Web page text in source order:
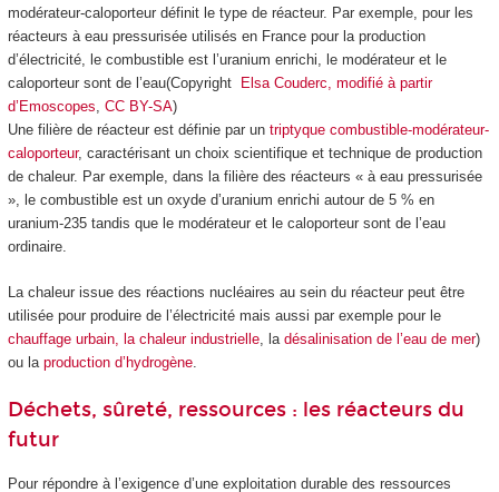
modérateur-caloporteur définit le type de réacteur. Par exemple, pour les
réacteurs à eau pressurisée utilisés en France pour la production
d’électricité, le combustible est l’uranium enrichi, le modérateur et le
caloporteur sont de l’eau(Copyright
Elsa Couderc, modifié à partir
d’Emoscopes, CC BY-SA)
Une filière de réacteur est définie par un triptyque combustible-modérateur-
caloporteur, caractérisant un choix scientifique et technique de production
de chaleur. Par exemple, dans la filière des réacteurs « à eau pressurisée
», le combustible est un oxyde d’uranium enrichi autour de 5 % en
uranium-235 tandis que le modérateur et le caloporteur sont de l’eau
ordinaire.
La chaleur issue des réactions nucléaires au sein du réacteur peut être
utilisée pour produire de l’électricité mais aussi par exemple pour le
chauffage urbain, la chaleur industrielle, la désalinisation de l’eau de mer)
ou la production d’hydrogène.
Déchets, sûreté, ressources : les réacteurs du
futur
Pour répondre à l’exigence d’une exploitation durable des ressources